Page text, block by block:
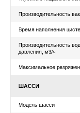
ТЕХНИЧЕСКИЕ
ХАРАКТЕРИСТИКИ